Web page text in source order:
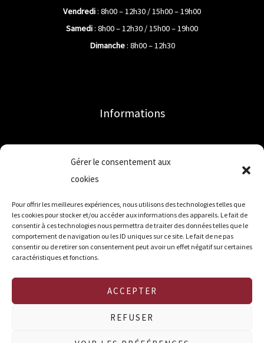
Gérer le consentement aux
cookies
Pour offrir les meilleures expériences, nous utilisons des technologies telles que
les cookies pour stocker et/ou accéder aux informations des appareils. Le fait de
consentir à ces technologies nous permettra de traiter des données telles que le
comportement de navigation ou les ID uniques sur ce site. Le fait de ne pas
consentir ou de retirer son consentement peut avoir un effet négatif sur certaines
caractéristiques et fonctions.
ACCEPTER
REFUSER
Vendredi: 8h00 – 12h30 / 15h00 – 19h00
Samedi: 8h00 – 12h30 / 15h00 – 19h00
Dimanche: 8h00 – 12h30
Informations
Contact
Mentions légales
CGV
Copyright © 2026 Choubeurrepomme